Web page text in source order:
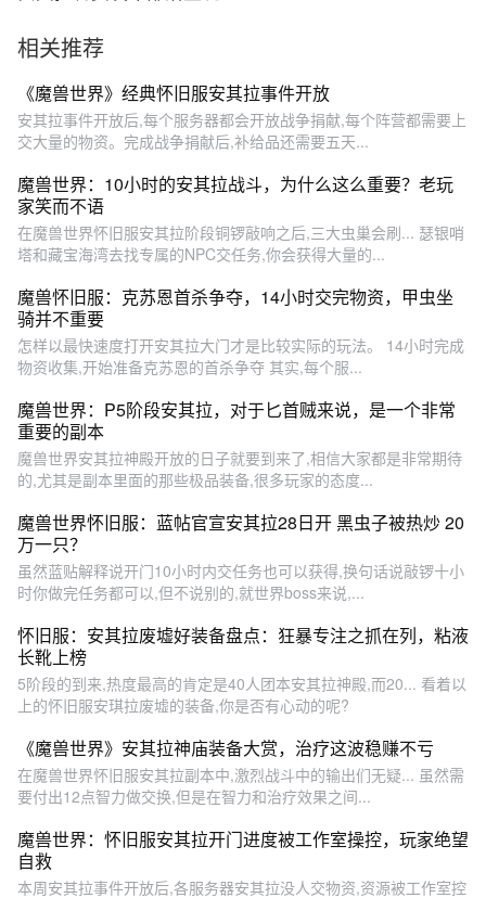
相关推荐
《魔兽世界》经典怀旧服安其拉事件开放
安其拉事件开放后,每个服务器都会开放战争捐献,每个阵营都需要上
交大量的物资。完成战争捐献后,补给品还需要五天...
魔兽世界：10小时的安其拉战斗，为什么这么重要？老玩
家笑而不语
在魔兽世界怀旧服安其拉阶段铜锣敲响之后,三大虫巢会刷... 瑟银哨
塔和藏宝海湾去找专属的NPC交任务,你会获得大量的...
魔兽怀旧服：克苏恩首杀争夺，14小时交完物资，甲虫坐
骑并不重要
怎样以最快速度打开安其拉大门才是比较实际的玩法。 14小时完成
物资收集,开始准备克苏恩的首杀争夺 其实,每个服...
魔兽世界：P5阶段安其拉，对于匕首贼来说，是一个非常
重要的副本
魔兽世界安其拉神殿开放的日子就要到来了,相信大家都是非常期待
的,尤其是副本里面的那些极品装备,很多玩家的态度...
魔兽世界怀旧服：蓝帖官宣安其拉28日开 黑虫子被热炒 20
万一只？
虽然蓝贴解释说开门10小时内交任务也可以获得,换句话说敲锣十小
时你做完任务都可以,但不说别的,就世界boss来说,...
怀旧服：安其拉废墟好装备盘点：狂暴专注之抓在列，粘液
长靴上榜
5阶段的到来,热度最高的肯定是40人团本安其拉神殿,而20... 看着以
上的怀旧服安琪拉废墟的装备,你是否有心动的呢?
《魔兽世界》安其拉神庙装备大赏，治疗这波稳赚不亏
在魔兽世界怀旧服安其拉副本中,激烈战斗中的输出们无疑... 虽然需
要付出12点智力做交换,但是在智力和治疗效果之间...
魔兽世界：怀旧服安其拉开门进度被工作室操控，玩家绝望
自救
本周安其拉事件开放后,各服务器安其拉没人交物资,资源被工作室控